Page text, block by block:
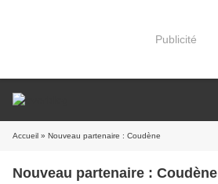
Publicité
Accueil » Nouveau partenaire : Coudène
Nouveau partenaire : Coudène